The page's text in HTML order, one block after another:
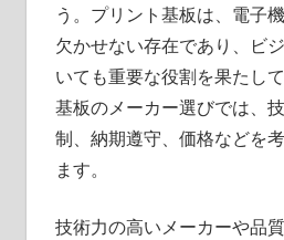
う。プリント基板は、電子
欠かせない存在であり、ビ
いても重要な役割を果たし
基板のメーカー選びでは、
制、納期遵守、価格などを
ます。
技術力の高いメーカーや品